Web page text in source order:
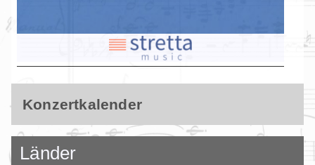
Konzertkalender
Länder